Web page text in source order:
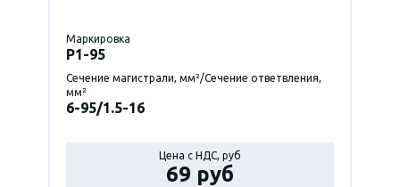
Маркировка
P1-95
Сечение магистрали, мм²/Сечение ответвления,
мм²
6-95/1.5-16
Цена с НДС, руб
69 руб